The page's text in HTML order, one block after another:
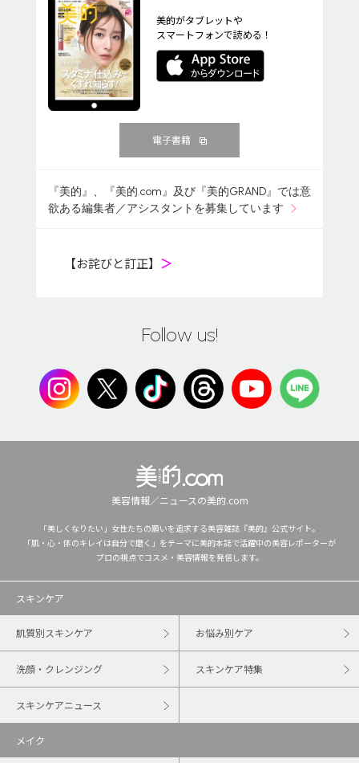
美的がタブレットや
スマートフォンで読める！
電子書籍
『美的』、『美的.com』及び『美的GRAND』では意
欲ある編集者／アシスタントを募集しています
【お詫びと訂正】 ＞
Follow us!
美容情報／ニュースの美的.com
「美しくなりたい」女性たちの願いを追求する美容雑誌『美的』公式サイト。
「肌・心・体のキレイは自分で磨く」をテーマに美的本誌で活躍中の美容レポーターが
プロの視点でコスメ・美容情報を発信します。
スキンケア
肌質別スキンケア お悩み別ケア
洗顔・クレンジング スキンケア特集
スキンケアニュース
メイク